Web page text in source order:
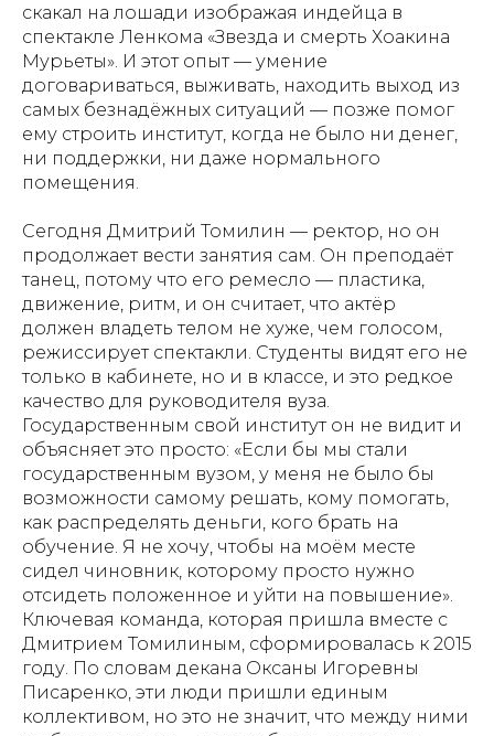
скакал на лошади изображая индейца в
спектакле Ленкома «Звезда и смерть Хоакина
Мурьеты». И этот опыт — умение
договариваться, выживать, находить выход из
самых безнадёжных ситуаций — позже помог
ему строить институт, когда не было ни денег,
ни поддержки, ни даже нормального
помещения.
Сегодня Дмитрий Томилин — ректор, но он
продолжает вести занятия сам. Он преподаёт
танец, потому что его ремесло — пластика,
движение, ритм, и он считает, что актёр
должен владеть телом не хуже, чем голосом,
режиссирует спектакли. Студенты видят его не
только в кабинете, но и в классе, и это редкое
качество для руководителя вуза.
Государственным свой институт он не видит и
объясняет это просто: «Если бы мы стали
государственным вузом, у меня не было бы
возможности самому решать, кому помогать,
как распределять деньги, кого брать на
обучение. Я не хочу, чтобы на моём месте
сидел чиновник, которому просто нужно
отсидеть положенное и уйти на повышение».
Ключевая команда, которая пришла вместе с
Дмитрием Томилиным, сформировалась к 2015
году. По словам декана Оксаны Игоревны
Писаренко, эти люди пришли единым
коллективом, но это не значит, что между ними